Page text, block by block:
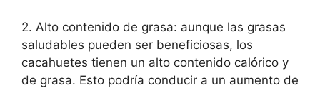
2. Alto contenido de grasa: aunque las grasas
saludables pueden ser beneficiosas, los
cacahuetes tienen un alto contenido calórico y
de grasa. Esto podría conducir a un aumento de